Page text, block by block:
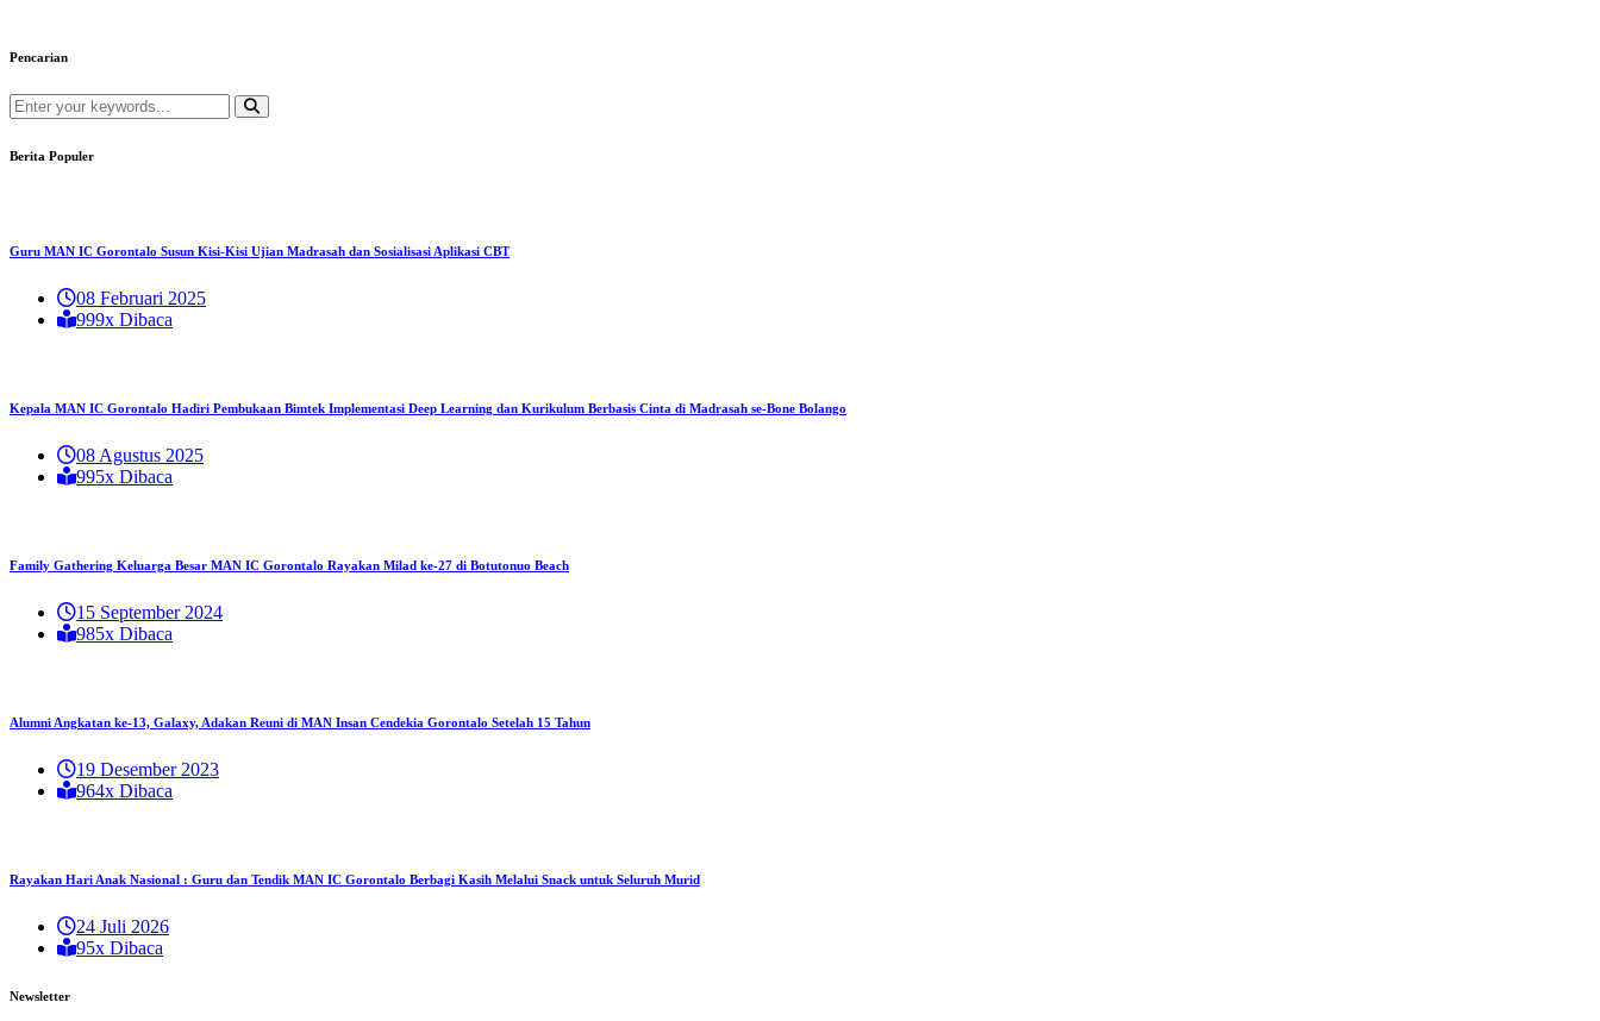
Pencarian
Berita Populer
Guru MAN IC Gorontalo Susun Kisi-Kisi Ujian Madrasah dan Sosialisasi Aplikasi CBT
08 Februari 2025
999x Dibaca
Kepala MAN IC Gorontalo Hadiri Pembukaan Bimtek Implementasi Deep Learning dan Kurikulum Berbasis Cinta di Madrasah se-Bone Bolango
08 Agustus 2025
995x Dibaca
Family Gathering Keluarga Besar MAN IC Gorontalo Rayakan Milad ke-27 di Botutonuo Beach
15 September 2024
985x Dibaca
Alumni Angkatan ke-13, Galaxy, Adakan Reuni di MAN Insan Cendekia Gorontalo Setelah 15 Tahun
19 Desember 2023
964x Dibaca
Rayakan Hari Anak Nasional : Guru dan Tendik MAN IC Gorontalo Berbagi Kasih Melalui Snack untuk Seluruh Murid
24 Juli 2026
95x Dibaca
Newsletter